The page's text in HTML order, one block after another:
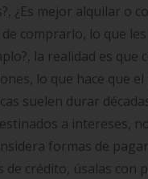
¿Es mejor alquilar o
comprarlo, lo que
la realidad es
lo que hace que
suelen durar
a intereses,
formas de
de crédito, úsalas